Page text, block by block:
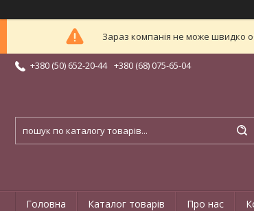
Зараз компанія не може швидко
+380 (50) 652-20-44 +380 (68) 075-65-04
Головна Каталог товарів Про нас